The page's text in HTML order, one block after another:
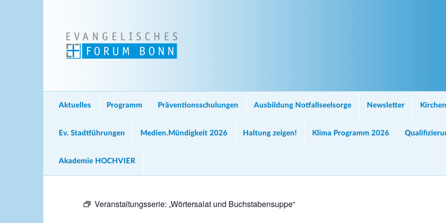
Aktuelles Programm Präventionsschulungen Ausbildung Notfallseelsorge Newsletter
Ev. Stadtführungen Medien.Mündigkeit 2026 Haltung zeigen! Klima Programm 2026
Akademie HOCHVIER
Veranstaltungsserie: „Wörtersalat und Buchstabensuppe“